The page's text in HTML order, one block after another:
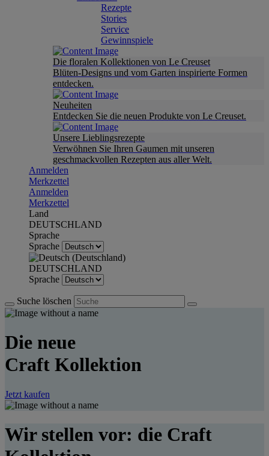
Rezepte
Stories
Service
Gewinnspiele
Die floralen Kollektionen von Le Creuset
Blüten-Designs und vom Garten inspirierte Formen
entdecken.
Neuheiten
Entdecken Sie die neuen Produkte von Le Creuset.
Unsere Lieblingsrezepte
Verwöhnen Sie Ihren Gaumen mit unseren
geschmackvollen Rezepten aus aller Welt.
Anmelden
Merkzettel
Anmelden
Merkzettel
Land
DEUTSCHLAND
Sprache
Sprache
DEUTSCHLAND
Sprache
Suche löschen
Die neue
Craft Kollektion
Jetzt kaufen
Wir stellen vor: die Craft